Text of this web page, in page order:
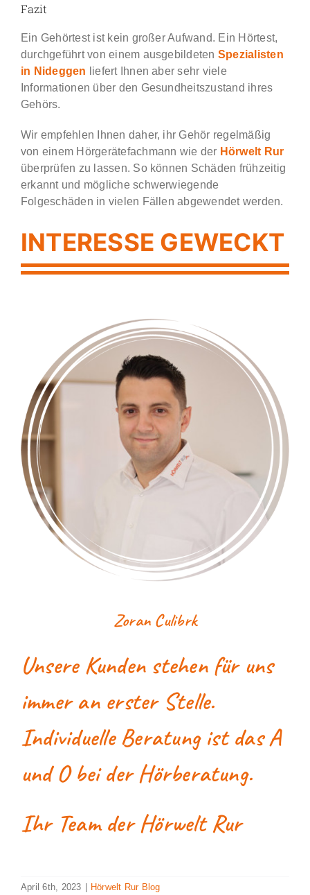
Fazit
Ein Gehörtest ist kein großer Aufwand. Ein Hörtest,
durchgeführt von einem ausgebildeten Spezialisten
in Nideggen liefert Ihnen aber sehr viele
Informationen über den Gesundheitszustand ihres
Gehörs.
Wir empfehlen Ihnen daher, ihr Gehör regelmäßig
von einem Hörgerätefachmann wie der Hörwelt Rur
überprüfen zu lassen. So können Schäden frühzeitig
erkannt und mögliche schwerwiegende
Folgeschäden in vielen Fällen abgewendet werden.
INTERESSE GEWECKT
Zoran Culibrk
Unsere Kunden stehen für uns
immer an erster Stelle.
Individuelle Beratung ist das A
und O bei der Hörberatung.
Ihr Team der Hörwelt Rur
April 6th, 2023 Hörwelt Rur Blog